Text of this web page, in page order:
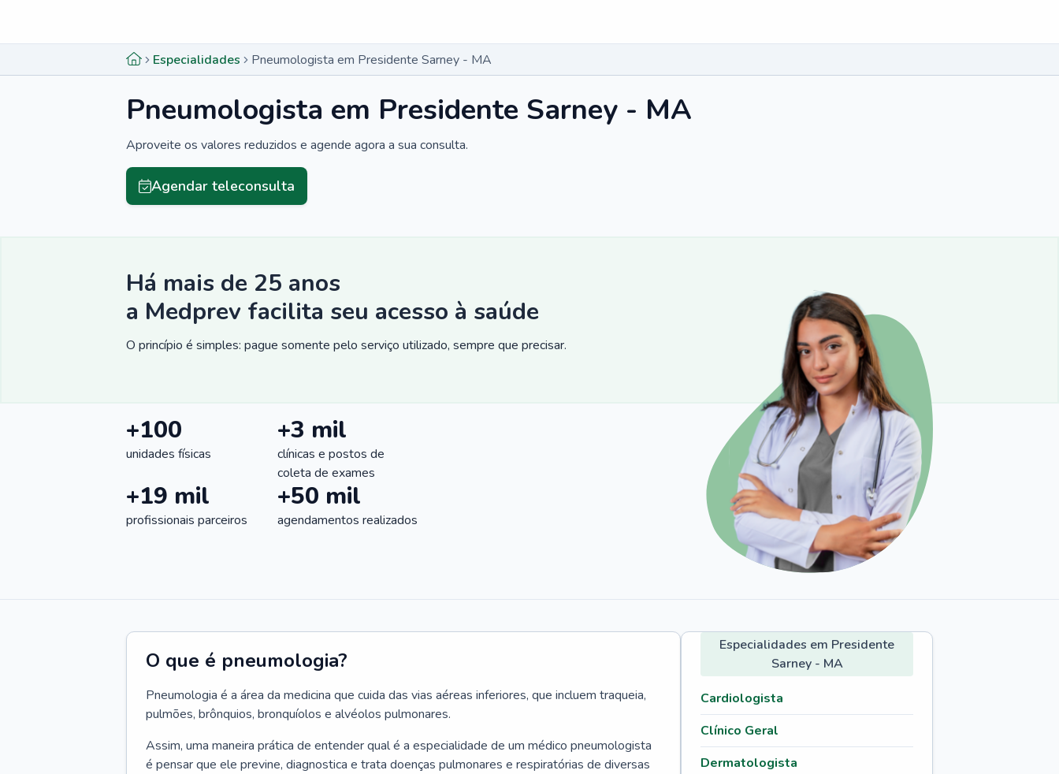
Especialidades Pneumologista em Presidente Sarney - MA
Pneumologista em Presidente Sarney - MA
Aproveite os valores reduzidos e agende agora a sua consulta.
Agendar teleconsulta
Há mais de 25 anos
a Medprev facilita seu acesso à saúde
O princípio é simples: pague somente pelo serviço utilizado, sempre que precisar.
+100
unidades físicas
+3 mil
clínicas e postos de
coleta de exames
+19 mil
profissionais parceiros
+50 mil
agendamentos realizados
O que é pneumologia?
Pneumologia é a área da medicina que cuida das vias aéreas inferiores, que incluem traqueia,
pulmões, brônquios, bronquíolos e alvéolos pulmonares.
Assim, uma maneira prática de entender qual é a especialidade de um médico pneumologista
é pensar que ele previne, diagnostica e trata doenças pulmonares e respiratórias de diversas
Especialidades em Presidente
Sarney - MA
Cardiologista
Clínico Geral
Dermatologista